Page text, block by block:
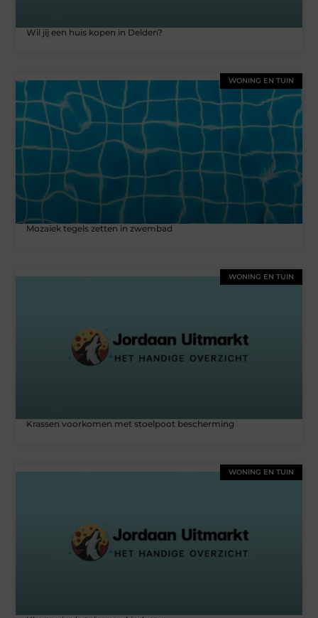
Wil jij een huis kopen in Delden?
WONING EN TUIN
Mozaïek tegels zetten in zwembad
WONING EN TUIN
Krassen voorkomen met stoelpoot bescherming
WONING EN TUIN